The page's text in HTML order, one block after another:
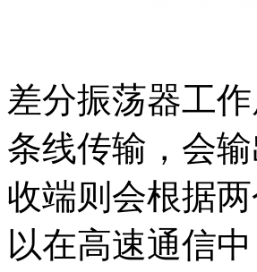
差分振荡器工
条线传输，会
收端则会根据
以在高速通信